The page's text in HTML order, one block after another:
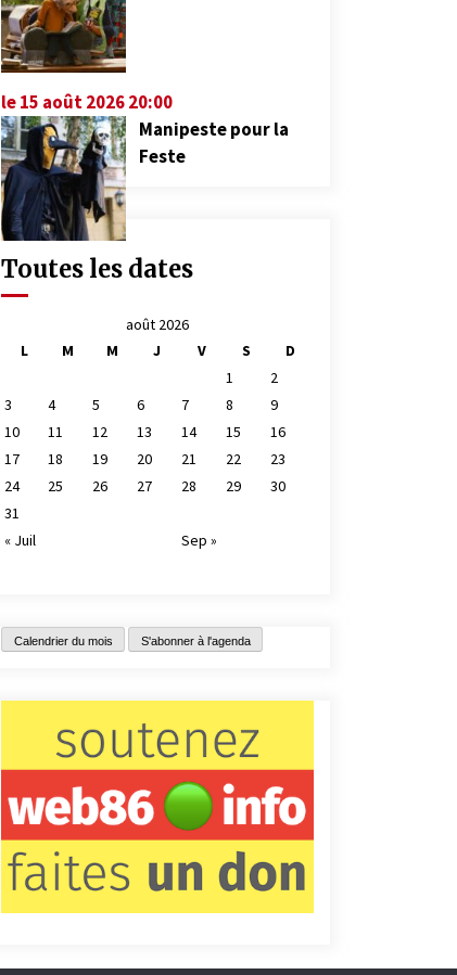
le 15 août 2026 20:00
Manipeste pour la
Feste
Toutes les dates
août 2026
L
M M J V S
D
1
2
3
4 5 6 7 8
9
10
11 12 13 14 15
16
17
18 19 20 21 22
23
24
25 26 27 28 29
30
31
« Juil
Sep »
Calendrier du mois S'abonner à l'agenda